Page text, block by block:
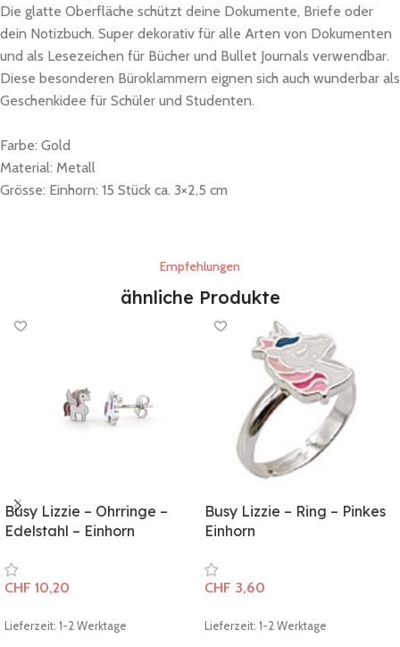
Die glatte Oberfläche schützt deine Dokumente, Briefe oder
dein Notizbuch. Super dekorativ für alle Arten von Dokumenten
und als Lesezeichen für Bücher und Bullet Journals verwendbar.
Diese besonderen Büroklammern eignen sich auch wunderbar als
Geschenkidee für Schüler und Studenten.
Farbe: Gold
Material: Metall
Grösse: Einhorn: 15 Stück ca. 3×2,5 cm
Empfehlungen
ähnliche Produkte
Busy Lizzie – Ohrringe –
Edelstahl – Einhorn
CHF 10,20
Lieferzeit: 1-2 Werktage
Busy Lizzie – Ring – Pinkes
Einhorn
CHF 3,60
Lieferzeit: 1-2 Werktage